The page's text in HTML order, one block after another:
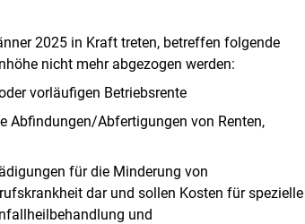
2025 in Kraft treten, betreffen folgende
nicht mehr abgezogen werden:
vorläufigen Betriebsrente
Abfindungen/Abfertigungen von Renten,
für die Minderung von
dar und sollen Kosten für spezielle
und